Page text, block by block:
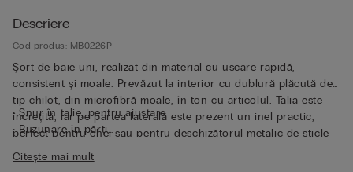
Descriere
Cod produs: MB0226P
Șort de baie uni, realizat din material cu uscare rapidă,
consistent și moale. Prevăzut la interior cu dublură plăcută de
tip chilot, din microfibră moale, în ton cu articolul. Talia este
încrețită, iar pe partea laterală este prezent un inel practic,
perfect pentru chei sau pentru deschizătorul metalic de sticle
inclus, un detaliu funcțional și distinctiv. Șortul se poate
împacheta în buzunarul propriu de la spate, putând astfel să fie
• Șnur în talie, pentru ajustare
• Buzunare în părți
• Deschizător metalic pentru sticle
Citește mai mult